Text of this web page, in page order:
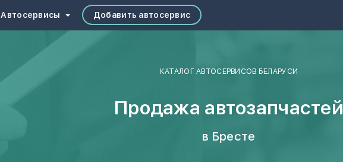
Автосервисы Добавить автосервис
КАТАЛОГ АВТОСЕРВИСОВ БЕЛАРУСИ
Продажа автозапчастей
в Бресте